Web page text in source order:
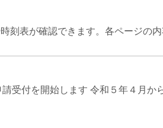
表が確認できます。各ページの
受付を開始します 令和５年４月